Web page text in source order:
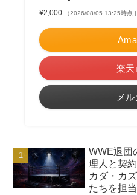
¥2,000 （2026/08/05 13:25時点 |
楽天
メル
WWE退団
理人と契
カダ・カ
たちを担当